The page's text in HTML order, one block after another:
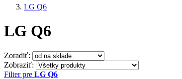
LG Q6
LG Q6
Zoradiť:
Zobraziť:
Filter pre LG Q6